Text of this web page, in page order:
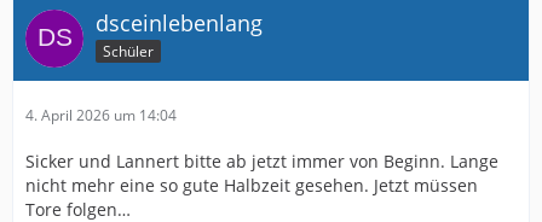
dsceinlebenlang
Schüler
4. April 2026 um 14:04
Sicker und Lannert bitte ab jetzt immer von Beginn. Lange
nicht mehr eine so gute Halbzeit gesehen. Jetzt müssen
Tore folgen…